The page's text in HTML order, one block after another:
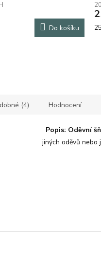
Do košíku
(4) Hodnocení
Popis: Oděvní
jiných oděvů